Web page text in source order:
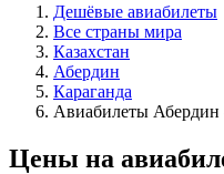
Дешёвые авиабилеты
Все страны мира
Казахстан
Абердин
Караганда
Авиабилеты Абердин
Цены на